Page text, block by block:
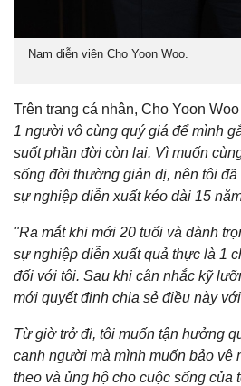
Nam diễn viên Cho Yoon Woo.
Trên trang cá nhân, Cho Yoon
1 người vô cùng quý giá để mình
suốt phần đời còn lại. Vì muốn
sống đời thường giản dị, nên tôi
sự nghiệp diễn xuất kéo dài 15
"Ra mắt khi mới 20 tuổi và dành
sự nghiệp diễn xuất quả thực là 1
đối với tôi. Sau khi cân nhắc kỹ
mới quyết định chia sẻ điều này
Từ giờ trở đi, tôi muốn tận hưởng
cạnh người mà mình muốn bảo vệ
theo và ủng hộ cho cuộc sống của